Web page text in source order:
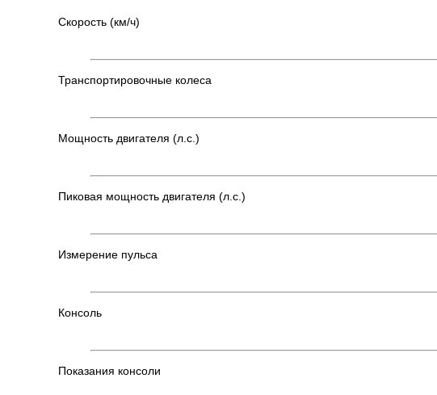
Скорость (км/ч)
Транспортировочные колеса
Мощность двигателя (л.с.)
Пиковая мощность двигателя (л.с.)
Измерение пульса
Консоль
Показания консоли